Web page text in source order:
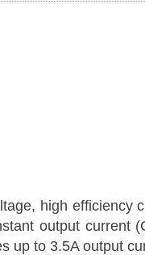
high efficiency
output current
up to 3.5A output